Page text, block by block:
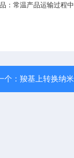
：常温产品运输过程
个： 羧基上转换纳